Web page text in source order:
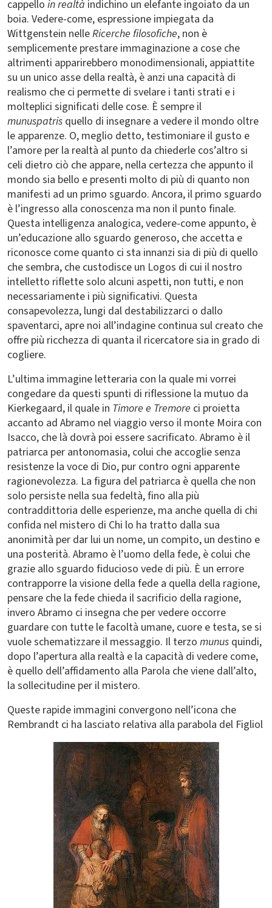
cappello in realtà indichino un elefante ingoiato da un
boia. Vedere-come, espressione impiegata da
Wittgenstein nelleRicerche filosofiche, non è
semplicemente prestare immaginazione a cose che
altrimenti apparirebbero monodimensionali, appiattite
su un unico asse della realtà, è anzi una capacità di
realismo che ci permette di svelare i tanti strati e i
molteplici significati delle cose. È sempre il
munuspatris quello di insegnare a vedere il mondo oltre
le apparenze. O, meglio detto, testimoniare il gusto e
l’amore per la realtà al punto da chiederle cos’altro si
celi dietro ciò che appare, nella certezza che appunto il
mondo sia bello e presenti molto di più di quanto non
manifesti ad un primo sguardo. Ancora, il primo sguardo
è l’ingresso alla conoscenza ma non il punto finale.
Questa intelligenza analogica, vedere-come appunto, è
un’educazione allo sguardo generoso, che accetta e
riconosce come quanto ci sta innanzi sia di più di quello
che sembra, che custodisce un Logos di cui il nostro
intelletto riflette solo alcuni aspetti, non tutti, e non
necessariamente i più significativi. Questa
consapevolezza, lungi dal destabilizzarci o dallo
spaventarci, apre noi all’indagine continua sul creato che
offre più ricchezza di quanta il ricercatore sia in grado di
cogliere.
L’ultima immagine letteraria con la quale mi vorrei
congedare da questi spunti di riflessione la mutuo da
Kierkegaard, il quale in Timore e Tremore ci proietta
accanto ad Abramo nel viaggio verso il monte Moira con
Isacco, che là dovrà poi essere sacrificato. Abramo è il
patriarca per antonomasia, colui che accoglie senza
resistenze la voce di Dio, pur contro ogni apparente
ragionevolezza. La figura del patriarca è quella che non
solo persiste nella sua fedeltà, fino alla più
contraddittoria delle esperienze, ma anche quella di chi
confida nel mistero di Chi lo ha tratto dalla sua
anonimità per dar lui un nome, un compito, un destino e
una posterità. Abramo è l’uomo della fede, è colui che
grazie allo sguardo fiducioso vede di più. È un errore
contrapporre la visione della fede a quella della ragione,
pensare che la fede chieda il sacrificio della ragione,
invero Abramo ci insegna che per vedere occorre
guardare con tutte le facoltà umane, cuore e testa, se si
vuole schematizzare il messaggio. Il terzo munus quindi,
dopo l’apertura alla realtà e la capacità di vedere come,
è quello dell’affidamento alla Parola che viene dall’alto,
la sollecitudine per il mistero.
Queste rapide immagini convergono nell’icona che
Rembrandt ci ha lasciato relativa alla parabola del Figliol
Immagine